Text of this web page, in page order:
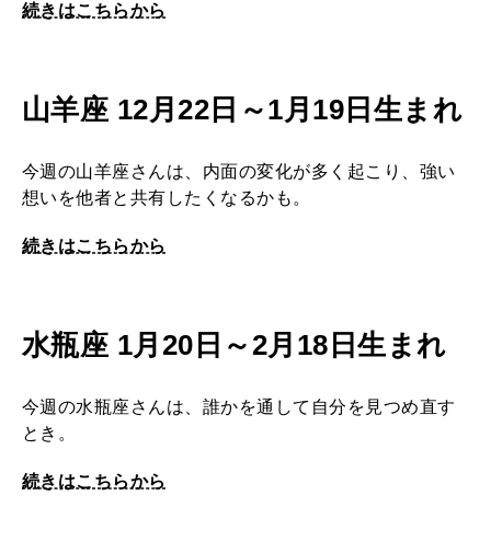
続きはこちらから
山羊座 12月22日～1月19日生まれ
今週の山羊座さんは、内面の変化が多く起こり、強い
想いを他者と共有したくなるかも。
続きはこちらから
水瓶座 1月20日～2月18日生まれ
今週の水瓶座さんは、誰かを通して自分を見つめ直す
とき。
続きはこちらから